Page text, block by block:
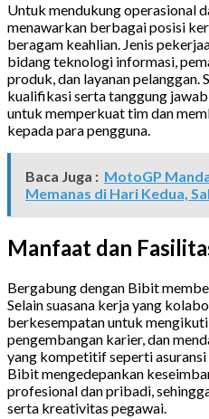
Untuk mendukung operasional
menawarkan berbagai posisi
beragam keahlian. Jenis
bidang teknologi informasi,
produk, dan layanan pelanggan.
kualifikasi serta tanggung
untuk memperkuat tim dan
kepada para pengguna.
Baca Juga : MotoGP
Memanas di Hari Kedua,
Manfaat dan
Bergabung dengan Bibit
Selain suasana kerja yang
berkesempatan untuk
pengembangan karier, dan
yang kompetitif seperti
Bibit mengedepankan
profesional dan pribadi,
serta kreativitas pegawai.